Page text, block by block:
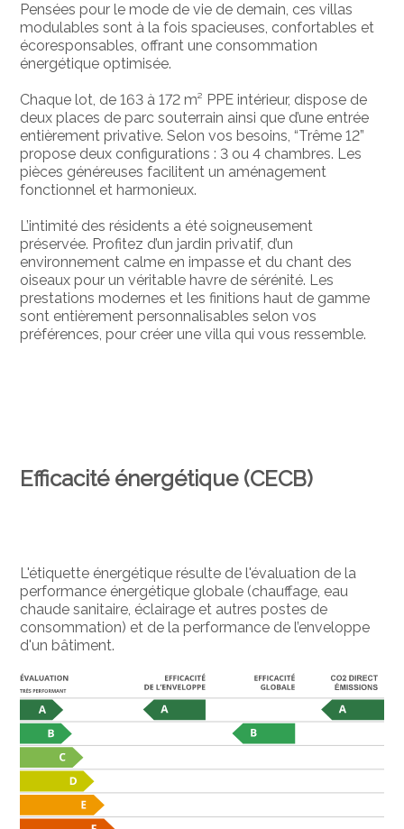
Pensées pour le mode de vie de demain, ces villas
modulables sont à la fois spacieuses, confortables et
écoresponsables, offrant une consommation
énergétique optimisée.
Chaque lot, de 163 à 172 m² PPE intérieur, dispose de
deux places de parc souterrain ainsi que d’une entrée
entièrement privative. Selon vos besoins, “Trême 12”
propose deux configurations : 3 ou 4 chambres. Les
pièces généreuses facilitent un aménagement
fonctionnel et harmonieux.
L’intimité des résidents a été soigneusement
préservée. Profitez d’un jardin privatif, d’un
environnement calme en impasse et du chant des
oiseaux pour un véritable havre de sérénité. Les
prestations modernes et les finitions haut de gamme
sont entièrement personnalisables selon vos
préférences, pour créer une villa qui vous ressemble.
Efficacité énergétique (CECB)
L'étiquette énergétique résulte de l'évaluation de la
performance énergétique globale (chauffage, eau
chaude sanitaire, éclairage et autres postes de
consommation) et de la performance de l’enveloppe
d'un bâtiment.